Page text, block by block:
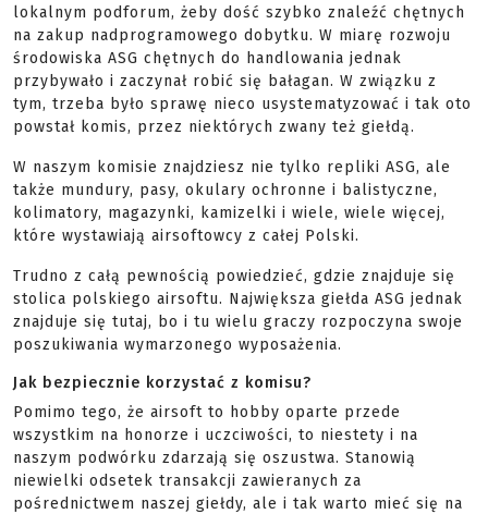
lokalnym podforum, żeby dość szybko znaleźć chętnych
na zakup nadprogramowego dobytku. W miarę rozwoju
środowiska ASG chętnych do handlowania jednak
przybywało i zaczynał robić się bałagan. W związku z
tym, trzeba było sprawę nieco usystematyzować i tak oto
powstał komis, przez niektórych zwany też giełdą.
W naszym komisie znajdziesz nie tylko repliki ASG, ale
także mundury, pasy, okulary ochronne i balistyczne,
kolimatory, magazynki, kamizelki i wiele, wiele więcej,
które wystawiają airsoftowcy z całej Polski.
Trudno z całą pewnością powiedzieć, gdzie znajduje się
stolica polskiego airsoftu. Największa giełda ASG jednak
znajduje się tutaj, bo i tu wielu graczy rozpoczyna swoje
poszukiwania wymarzonego wyposażenia.
Jak bezpiecznie korzystać z komisu?
Pomimo tego, że airsoft to hobby oparte przede
wszystkim na honorze i uczciwości, to niestety i na
naszym podwórku zdarzają się oszustwa. Stanowią
niewielki odsetek transakcji zawieranych za
pośrednictwem naszej giełdy, ale i tak warto mieć się na